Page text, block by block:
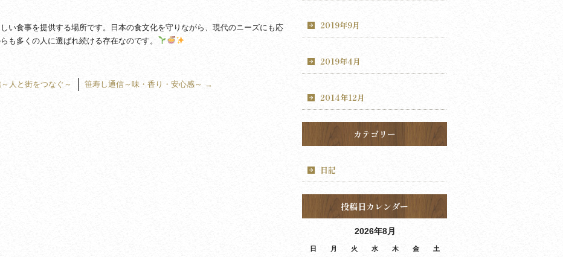
い食事を提供する場所です。日本の食文化を守りながら、現代のニーズにも応
も多くの人に選ばれ続ける存在なのです。
人と街をつなぐ～ 笹寿し通信～味・香り・安心感～ →
2019年9月
2019年4月
2014年12月
カテゴリー
日記
投稿日カレンダー
2026年8月
日 月 火 水 木 金 土